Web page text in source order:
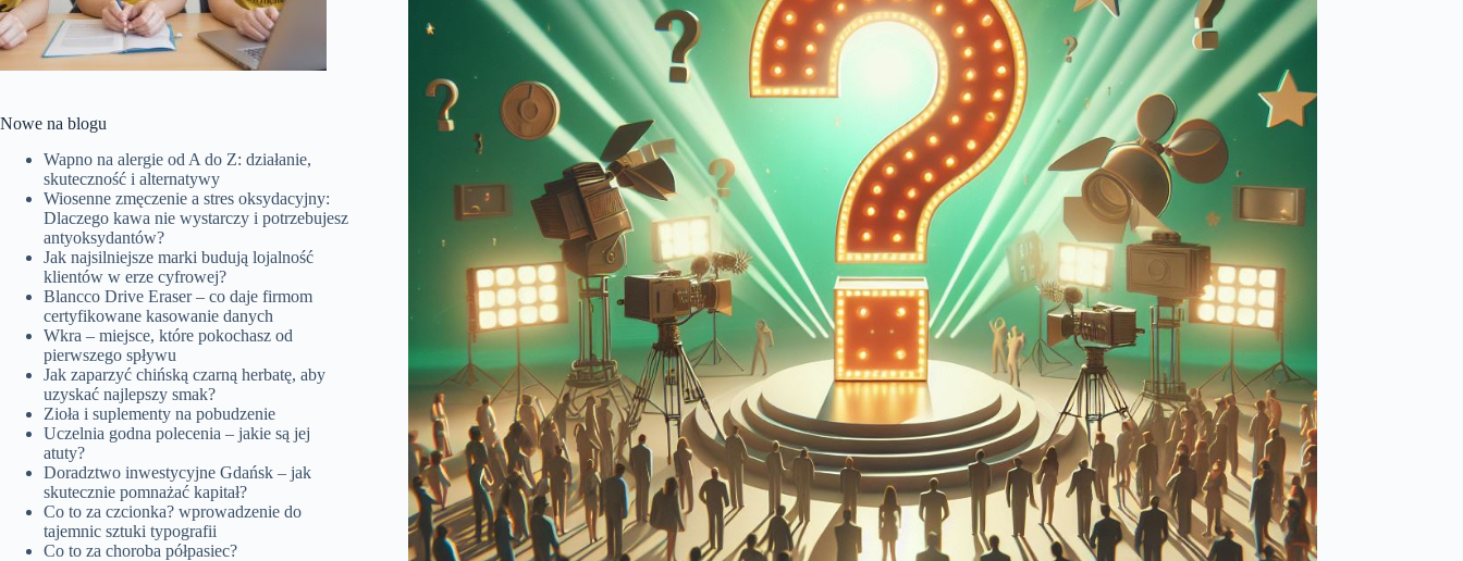
Nowe na blogu
Wapno na alergie od A do Z: działanie,
skuteczność i alternatywy
Wiosenne zmęczenie a stres oksydacyjny:
Dlaczego kawa nie wystarczy i potrzebujesz
antyoksydantów?
Jak najsilniejsze marki budują lojalność
klientów w erze cyfrowej?
Blancco Drive Eraser – co daje firmom
certyfikowane kasowanie danych
Wkra – miejsce, które pokochasz od
pierwszego spływu
Jak zaparzyć chińską czarną herbatę, aby
uzyskać najlepszy smak?
Zioła i suplementy na pobudzenie
Uczelnia godna polecenia – jakie są jej
atuty?
Doradztwo inwestycyjne Gdańsk – jak
skutecznie pomnażać kapitał?
Co to za czcionka? wprowadzenie do
tajemnic sztuki typografii
Co to za choroba półpasiec?